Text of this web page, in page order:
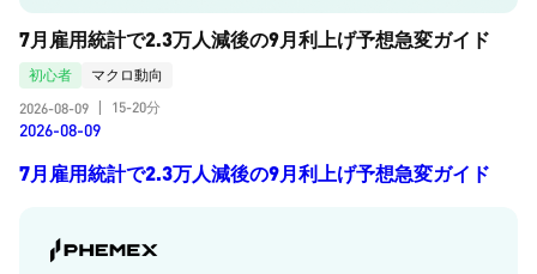
7月雇用統計で2.3万人減後の9月利上げ予想急変ガイド
初心者
マクロ動向
2026-08-09
15-20分
2026-08-09
7月雇用統計で2.3万人減後の9月利上げ予想急変ガイド